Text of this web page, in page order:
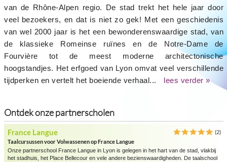
van de Rhône-Alpen regio. De stad trekt het hele jaar door
veel bezoekers, en dat is niet zo gek! Met een geschiedenis
van wel 2000 jaar is het een bewonderenswaardige stad, van
de klassieke Romeinse ruïnes en de Notre-Dame de
Fourvière tot de meest moderne architectonische
hoogstandjes. Het erfgoed van Lyon omvat veel verschillende
tijdperken en vertelt het boeiende verhaal...
lees verder »
Ontdek onze partnerscholen
France Langue
(2)
Taalcursussen voor Volwassenen op France Langue
Onze partnerschool France Langue in Lyon is gelegen in het hart van de stad, vlakbij
het stadhuis, het Place Bellecour en vele andere bezienswaardigheden. De taalschool